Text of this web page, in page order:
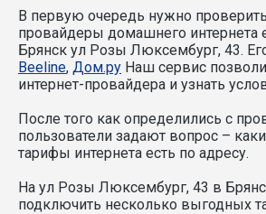
В первую очередь нужно
провайдеры домашнего интернета
Брянск ул Розы Люксембург, 43.
Beeline, Дом.ру Наш сервис
интернет-провайдера и узнать
После того как определились с
пользователи задают вопрос –
тарифы интернета есть по адресу.
На ул Розы Люксембург, 43 в
подключить несколько выгодных